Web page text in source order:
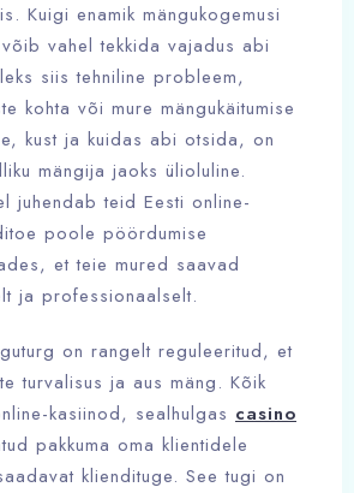
Kuigi enamik mängukogemusi
vahel tekkida vajadus abi
siis tehniline probleem,
kohta või mure mängukäitumise
kust ja kuidas abi otsida, on
mängija jaoks ülioluline.
juhendab teid Eesti online-
poole pöördumise
et teie mured saavad
ja professionaalselt.
on rangelt reguleeritud, et
turvalisus ja aus mäng. Kõik
kasiinod, sealhulgas casino
pakkuma oma klientidele
kliendituge. See tugi on